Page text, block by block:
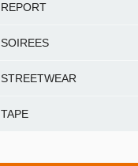
REPORT
SOIREES
STREETWEAR
TAPE